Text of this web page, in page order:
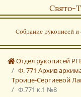
Свято-
Собрание рукописей и
Отдел рукописей
Ф. 771 Архив
Троице-Сергиевой
Ф.771 к.1 №8